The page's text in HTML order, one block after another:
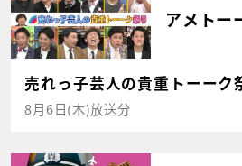
アメトー
売れっ子芸人の貴重トーーク
8月6日(木)放送分